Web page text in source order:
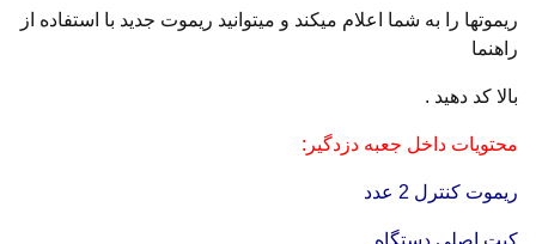
ريموتها را به شما اعلام ميكند و ميتوانيد ريموت جديد با استفاده از
راهنما
بالا كد دهيد .
محتویات داخل جعبه دزدگیر:
ریموت کنترل 2 عدد